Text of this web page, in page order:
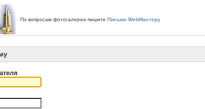
По вопросам фотогалереи пишите Письмо WebМастеру